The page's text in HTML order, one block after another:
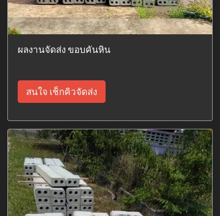
ผลงานจัดส่ง ขอบคันหิน
สนใจ เช็กคิวจัดส่ง